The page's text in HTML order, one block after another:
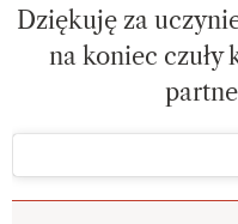
Dziękuję za
na koniec czuły